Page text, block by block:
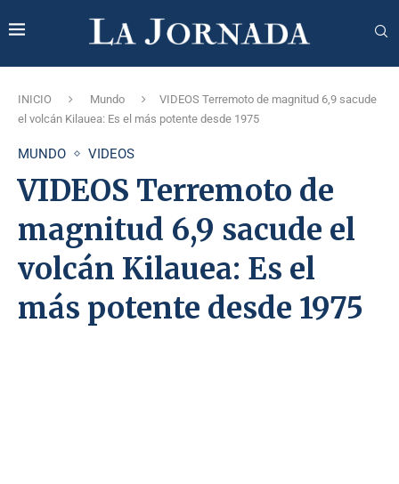
INICIO Mundo
VIDEOS Terremoto de magnitud 6,9 sacude
el volcán Kilauea: Es el más potente desde 1975
MUNDO VIDEOS
VIDEOS Terremoto de
magnitud 6,9 sacude el
volcán Kilauea: Es el
más potente desde 1975